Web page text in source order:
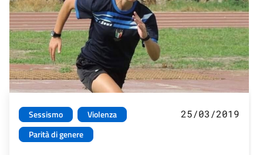
Sessismo
Violenza
Parità di genere
25/03/2019